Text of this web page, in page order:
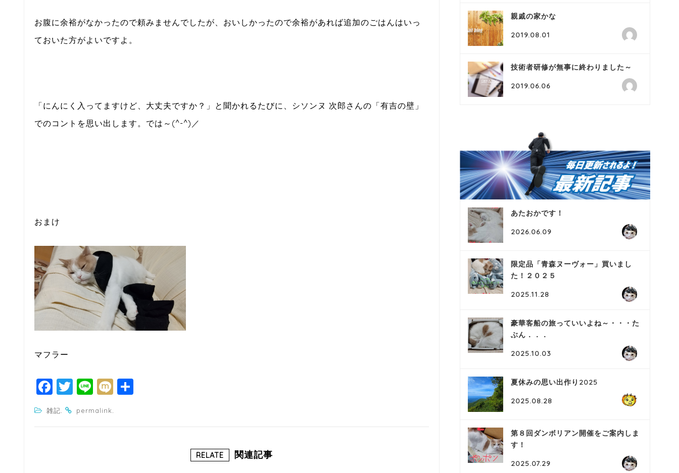
お腹に余裕がなかったので頼みませんでしたが、おいしかったので余裕があれば追加のごはんはいっ
ておいた方がよいですよ。
「にんにく入ってますけど、大丈夫ですか？」と聞かれるたびに、シソンヌ 次郎さんの「有吉の壁」
でのコントを思い出します。では～(^-^)／
おまけ
マフラー
F
a
c
T
itt
Li
n
e
M
雑記. permalink.
RELATE 関連記事
親戚の家かな
2019.08.01
技術者研修が無事に終わりました～
2019.06.06
あたおかです！
2026.06.09
限定品「青森ヌーヴォー」買いまし
た！２０２５
2025.11.28
豪華客船の旅っていいよね～・・・た
ぶん．．．
2025.10.03
夏休みの思い出作り2025
2025.08.28
第８回ダンボリアン開催をご案内しま
す！
2025.07.29